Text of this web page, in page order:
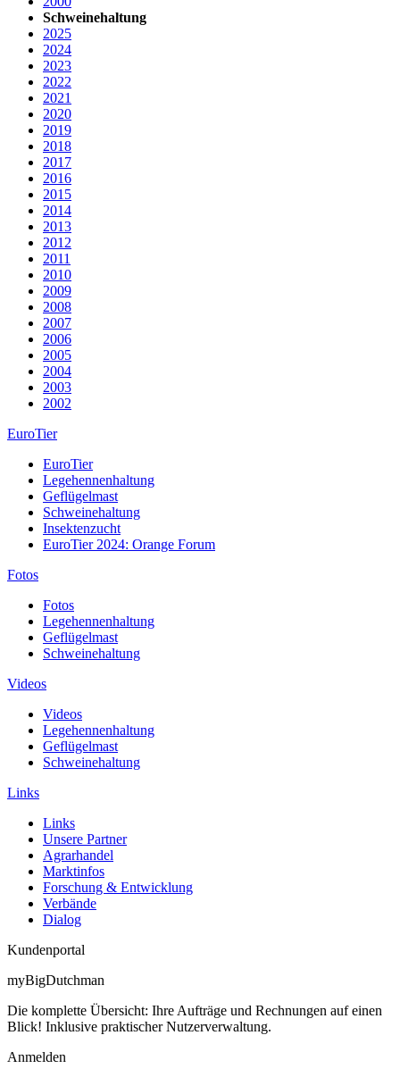
Schweinehaltung
2025
2024
2023
2022
2021
2020
2019
2018
2017
2016
2015
2014
2013
2012
2011
2010
2009
2008
2007
2006
2005
2004
2003
2002
EuroTier
EuroTier
Legehennenhaltung
Geflügelmast
Schweinehaltung
Insektenzucht
EuroTier 2024: Orange Forum
Fotos
Fotos
Legehennenhaltung
Geflügelmast
Schweinehaltung
Videos
Videos
Legehennenhaltung
Geflügelmast
Schweinehaltung
Links
Links
Unsere Partner
Agrarhandel
Marktinfos
Forschung & Entwicklung
Verbände
Dialog
Kundenportal
myBigDutchman
Die komplette Übersicht: Ihre Aufträge und Rechnungen auf einen
Blick! Inklusive praktischer Nutzerverwaltung.
Anmelden